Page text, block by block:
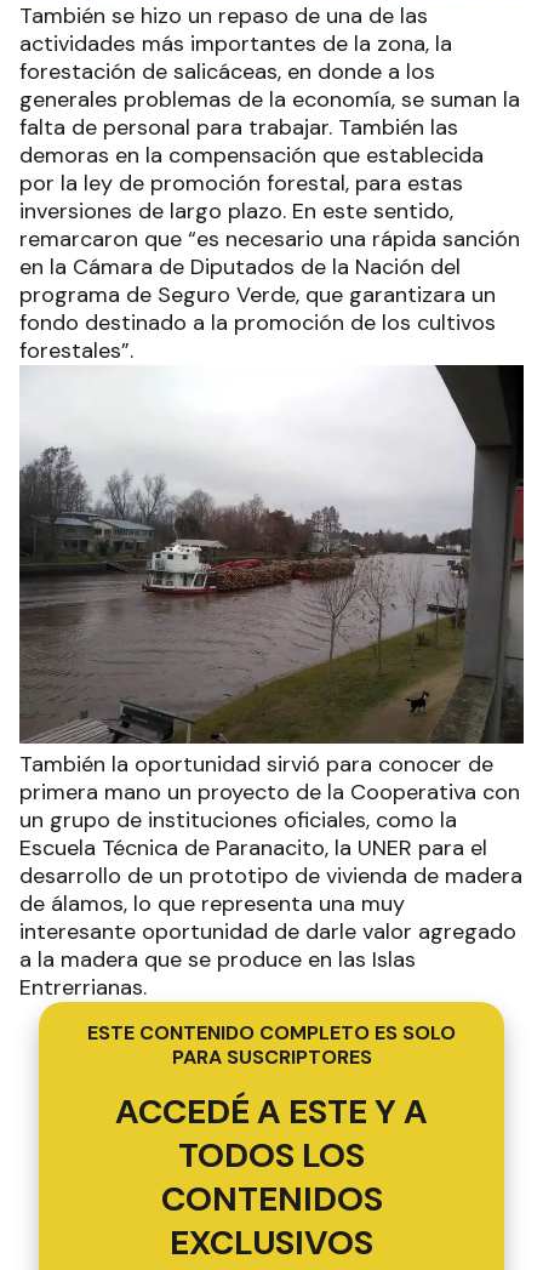
También se hizo un repaso de una de las
actividades más importantes de la zona, la
forestación de salicáceas, en donde a los
generales problemas de la economía, se suman la
falta de personal para trabajar. También las
demoras en la compensación que establecida
por la ley de promoción forestal, para estas
inversiones de largo plazo. En este sentido,
remarcaron que “es necesario una rápida sanción
en la Cámara de Diputados de la Nación del
programa de Seguro Verde, que garantizara un
fondo destinado a la promoción de los cultivos
forestales”.
También la oportunidad sirvió para conocer de
primera mano un proyecto de la Cooperativa con
un grupo de instituciones oficiales, como la
Escuela Técnica de Paranacito, la UNER para el
desarrollo de un prototipo de vivienda de madera
de álamos, lo que representa una muy
interesante oportunidad de darle valor agregado
a la madera que se produce en las Islas
Entrerrianas.
ESTE CONTENIDO COMPLETO ES SOLO
PARA SUSCRIPTORES
ACCEDÉ A ESTE Y A
TODOS LOS
CONTENIDOS
EXCLUSIVOS